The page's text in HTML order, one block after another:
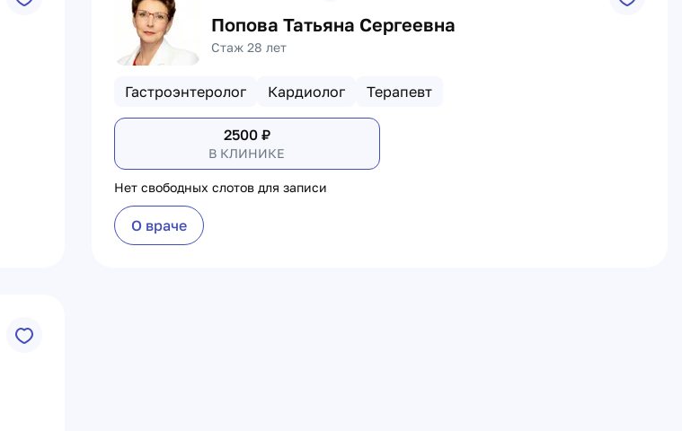
Попова Татьяна Сергеевна
Стаж 28 лет
Гастроэнтеролог Кардиолог Терапевт
2500₽
В КЛИНИКЕ
Нет свободных слотов для записи
О враче